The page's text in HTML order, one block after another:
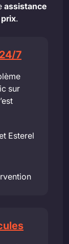
assistance
.
7
sur
Esterel